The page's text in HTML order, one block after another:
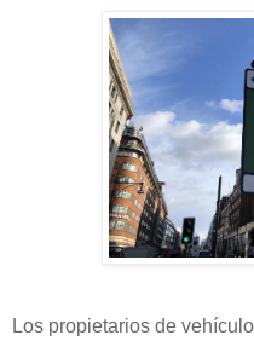
Los propietarios de